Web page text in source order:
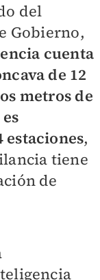
del
Gobierno,
cuenta
de 12
metros de
estaciones,
tiene
de